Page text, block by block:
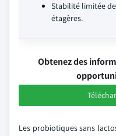
Stabilité limitée
étagères.
Obtenez des
Les probiotiques sans